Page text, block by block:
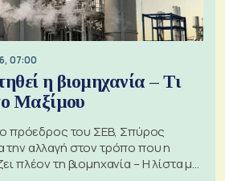
07:00
η βιομηχανία – Τι
Μαξίμου
πρόεδρος του ΣΕΒ, Σπύρος
αλλαγή στον τρόπο που η
πλέον τη βιομηχανία – Η λίστα με